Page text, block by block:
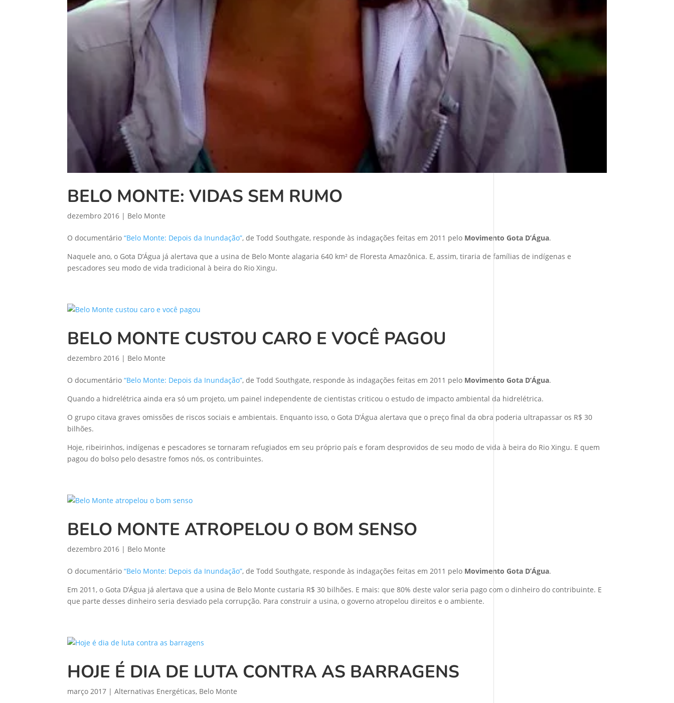
BELO MONTE: VIDAS SEM RUMO
dezembro 2016 | Belo Monte
O documentário“Belo Monte: Depois da Inundação”, de Todd Southgate, responde às indagações feitas em 2011 pelo Movimento Gota D’Água.
Naquele ano, o Gota D’Água já alertava que a usina de Belo Monte alagaria 640 km² de Floresta Amazônica. E, assim, tiraria de famílias de indígenas e
pescadores seu modo de vida tradicional à beira do Rio Xingu.
BELO MONTE CUSTOU CARO E VOCÊ PAGOU
dezembro 2016 | Belo Monte
O documentário“Belo Monte: Depois da Inundação”, de Todd Southgate, responde às indagações feitas em 2011 pelo Movimento Gota D’Água.
Quando a hidrelétrica ainda era só um projeto, um painel independente de cientistas criticou o estudo de impacto ambiental da hidrelétrica.
O grupo citava graves omissões de riscos sociais e ambientais. Enquanto isso, o Gota D’Água alertava que o preço final da obra poderia ultrapassar os R$ 30
bilhões.
Hoje, ribeirinhos, indígenas e pescadores se tornaram refugiados em seu próprio país e foram desprovidos de seu modo de vida à beira do Rio Xingu. E quem
pagou do bolso pelo desastre fomos nós, os contribuintes.
BELO MONTE ATROPELOU O BOM SENSO
dezembro 2016 | Belo Monte
O documentário“Belo Monte: Depois da Inundação”, de Todd Southgate, responde às indagações feitas em 2011 pelo Movimento Gota D’Água.
Em 2011, o Gota D’Água já alertava que a usina de Belo Monte custaria R$ 30 bilhões. E mais: que 80% deste valor seria pago com o dinheiro do contribuinte. E
que parte desses dinheiro seria desviado pela corrupção. Para construir a usina, o governo atropelou direitos e o ambiente.
HOJE É DIA DE LUTA CONTRA AS BARRAGENS
março 2017 |Alternativas Energéticas, Belo Monte